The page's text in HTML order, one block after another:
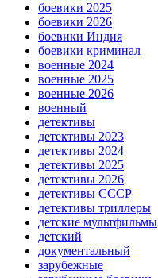
боевики 2025
боевики 2026
боевики Индия
боевики криминал
военные 2024
военные 2025
военные 2026
военный
детективы
детективы 2023
детективы 2024
детективы 2025
детективы 2026
детективы СССР
детективы триллеры
детские мультфильмы
детский
документальный
зарубежные